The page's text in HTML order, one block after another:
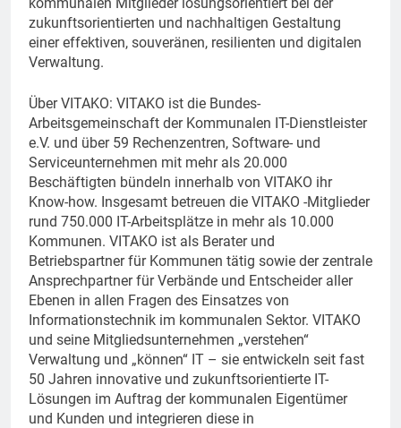
zukunftsorientierten und nachhaltigen Gestaltung
einer effektiven, souveränen, resilienten und digitalen
Verwaltung.
Über VITAKO: VITAKO ist die Bundes-
Arbeitsgemeinschaft der Kommunalen IT-Dienstleister
e.V. und über 59 Rechenzentren, Software- und
Serviceunternehmen mit mehr als 20.000
Beschäftigten bündeln innerhalb von VITAKO ihr
Know-how. Insgesamt betreuen die VITAKO -Mitglieder
rund 750.000 IT-Arbeitsplätze in mehr als 10.000
Kommunen. VITAKO ist als Berater und
Betriebspartner für Kommunen tätig sowie der zentrale
Ansprechpartner für Verbände und Entscheider aller
Ebenen in allen Fragen des Einsatzes von
Informationstechnik im kommunalen Sektor. VITAKO
und seine Mitgliedsunternehmen „verstehen“
Verwaltung und „können“ IT – sie entwickeln seit fast
50 Jahren innovative und zukunftsorientierte IT-
Lösungen im Auftrag der kommunalen Eigentümer
und Kunden und integrieren diese in